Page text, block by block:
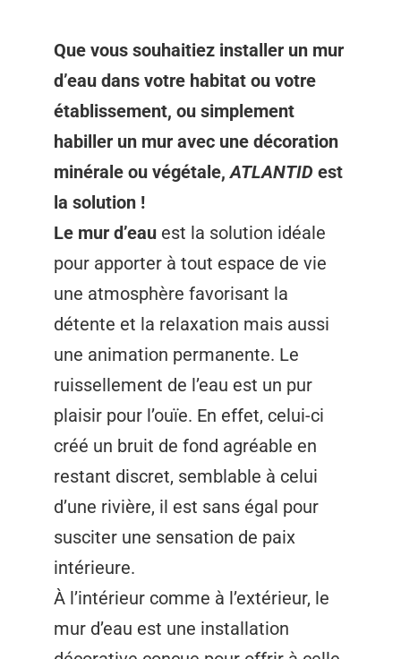
Que vous souhaitiez installer un mur
d’eau dans votre habitat ou votre
établissement, ou simplement
habiller un mur avec une décoration
minérale ou végétale,ATLANTID est
la solution !
Le mur d’eau est la solution idéale
pour apporter à tout espace de vie
une atmosphère favorisant la
détente et la relaxation mais aussi
une animation permanente. Le
ruissellement de l’eau est un pur
plaisir pour l’ouïe. En effet, celui-ci
créé un bruit de fond agréable en
restant discret, semblable à celui
d’une rivière, il est sans égal pour
susciter une sensation de paix
intérieure.
À l’intérieur comme à l’extérieur, le
mur d’eau est une installation